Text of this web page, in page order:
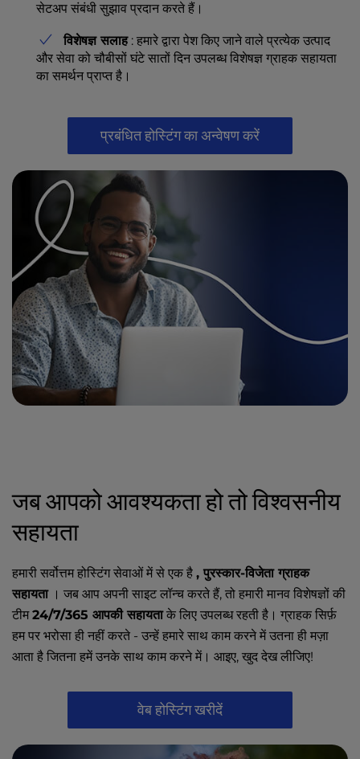
सेटअप संबंधी सुझाव प्रदान करते हैं।
विशेषज्ञ सलाह: हमारे द्वारा पेश किए जाने वाले प्रत्येक उत्पाद
और सेवा को चौबीसों घंटे सातों दिन उपलब्ध विशेषज्ञ ग्राहक सहायता
का समर्थन प्राप्त है।
प्रबंधित होस्टिंग का अन्वेषण करें
जब आपको आवश्यकता हो तो विश्वसनीय
सहायता
हमारी सर्वोत्तम होस्टिंग सेवाओं में से एक है , पुरस्कार-विजेता ग्राहक
सहायता। जब आप अपनी साइट लॉन्च करते हैं, तो हमारी मानव विशेषज्ञों की
टीम24/7/365 आपकी सहायताके लिए उपलब्ध रहती है। ग्राहक सिर्फ़
हम पर भरोसा ही नहीं करते - उन्हें हमारे साथ काम करने में उतना ही मज़ा
आता है जितना हमें उनके साथ काम करने में। आइए, खुद देख लीजिए!
वेब होस्टिंग खरीदें